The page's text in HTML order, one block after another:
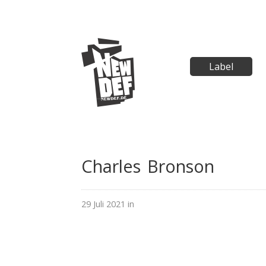
Label
Charles Bronson
29 Juli 2021 in